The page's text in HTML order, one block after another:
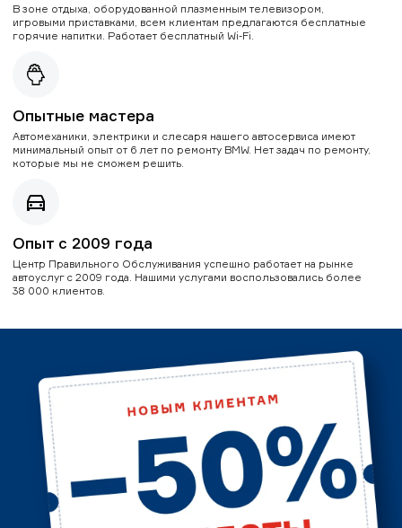
В зоне отдыха, оборудованной плазменным телевизором,
игровыми приставками, всем клиентам предлагаются бесплатные
горячие напитки. Работает бесплатный Wi-Fi.
Опытные мастера
Автомеханики, электрики и слесаря нашего автосервиса имеют
минимальный опыт от 6 лет по ремонту BMW. Нет задач по ремонту,
которые мы не сможем решить.
Опыт с 2009 года
Центр Правильного Обслуживания успешно работает на рынке
автоуслуг с 2009 года. Нашими услугами воспользовались более
38 000 клиентов.